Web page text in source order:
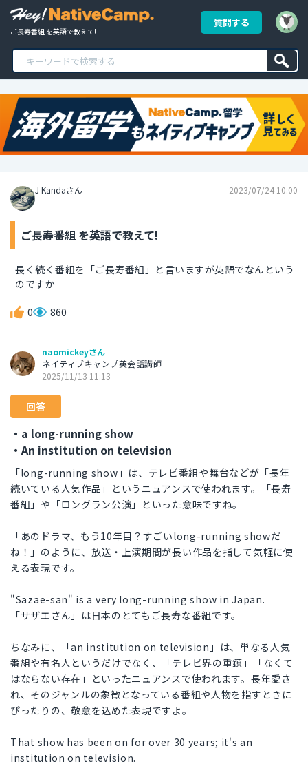
ご長寿番組 を英語で教えて!
質問する
J Kandaさん 2023/07/24 10:00
ご長寿番組 を英語で教えて!
長く続く番組を「ご長寿番組」と言いますが英語でなんという
のですか
0 860
naomickeyさん
ネイティブキャンプ英会話講師
2025/11/13 11:13
回答
・a long-running show
・An institution on television
「long-running show」は、テレビ番組や舞台などが「長年
続いている人気作品」というニュアンスで使われます。「長寿
番組」や「ロングラン公演」といった意味ですね。
「あのドラマ、もう10年目？すごいlong-running showだ
ね！」のように、放送・上演期間が長い作品を指して気軽に使
える表現です。
"Sazae-san" is a very long-running show in Japan.
「サザエさん」は日本のとてもご長寿な番組です。
ちなみに、「an institution on television」は、単なる人気
番組や有名人というだけでなく、「テレビ界の重鎮」「なくて
はならない存在」といったニュアンスで使われます。長年愛さ
れ、そのジャンルの象徴となっている番組や人物を指すときに
ぴったりの、敬意を込めた表現ですよ。
That show has been on for over 30 years; it's an
institution on television.